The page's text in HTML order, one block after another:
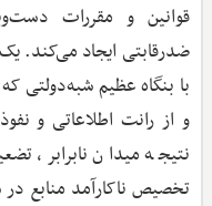
قوانین و مقررات
ضد‌رقابتی ایجاد می‌کند.
با بنگاه عظیم شبه‌دولتی
و از رانت اطلاعاتی و
نتیجه میدان
تخصیص ناکارآمد منابع